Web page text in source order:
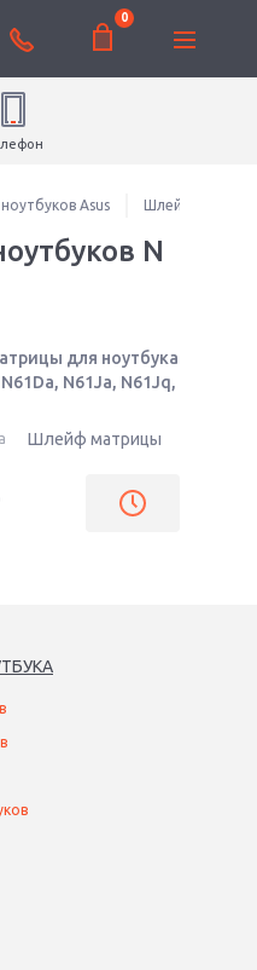
0
Asus Шлейфы для
N
для ноутбука
N61Ja, N61Jq,
Шлейф матрицы
А